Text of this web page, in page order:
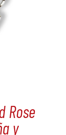
Rose
y